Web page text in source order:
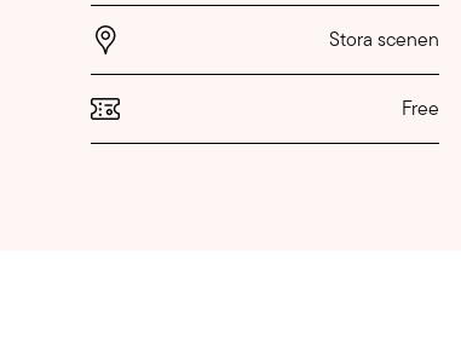
Stora scenen
Free